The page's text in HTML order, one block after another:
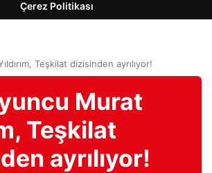
Çerez Politikası
Teşkilat dizisinden ayrılıyor!
Murat
Teşkilat
ayrılıyor!